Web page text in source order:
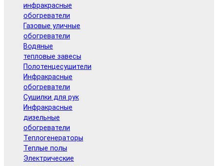
инфракрасные
обогреватели
Газовые уличные
обогреватели
Водяные
тепловые завесы
Полотенцесушители
Инфракрасные
обогреватели
Сушилки для рук
Инфракрасные
дизельные
обогреватели
Теплогенераторы
Теплые полы
Электрические